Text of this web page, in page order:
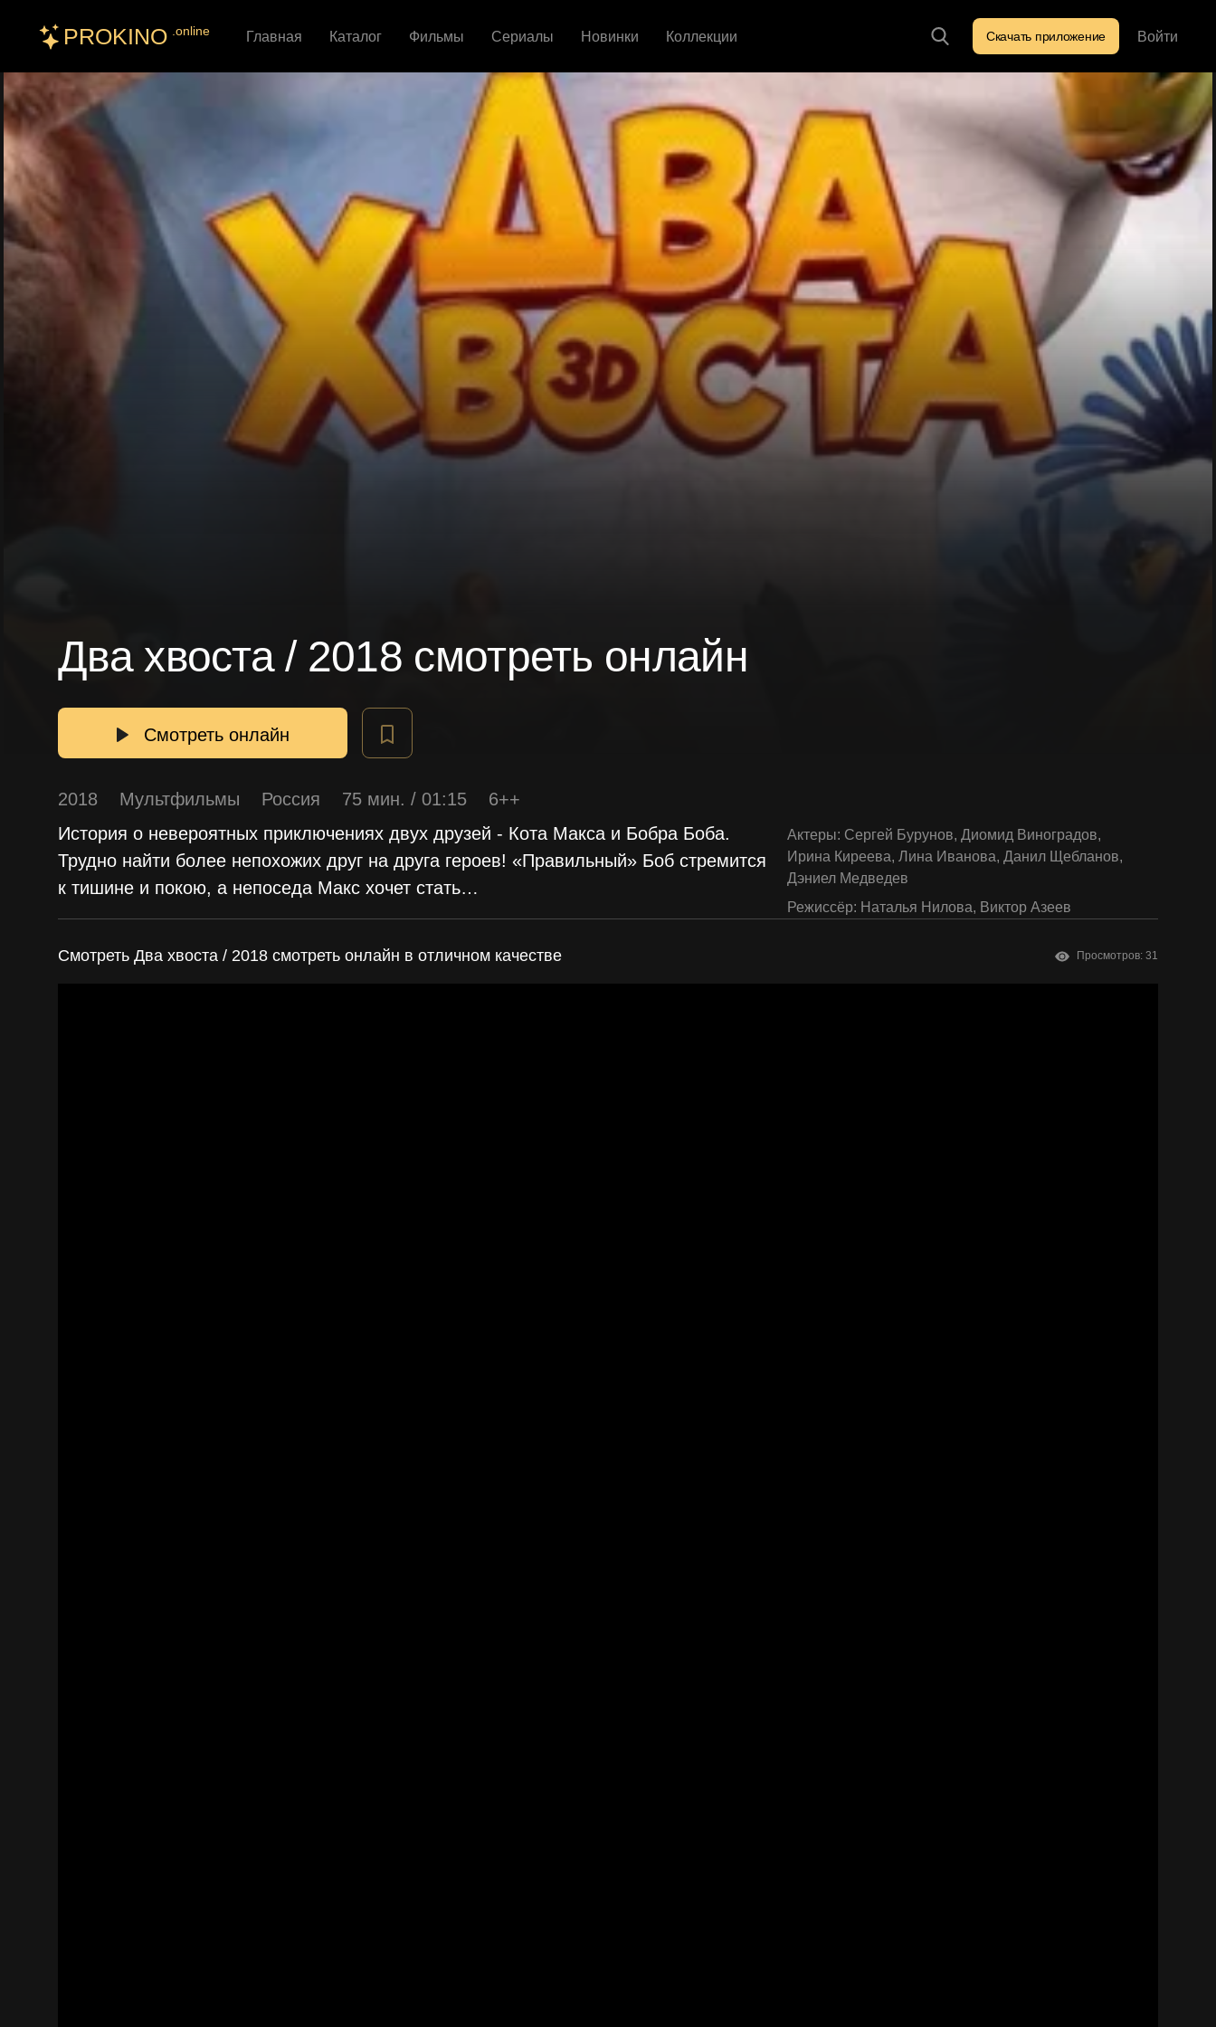
PROKINO .online Главная Каталог Фильмы Сериалы Новинки Коллекции Скачать приложение Войти
Два хвоста / 2018 смотреть онлайн
Смотреть онлайн
2018 Мультфильмы Россия 75 мин. / 01:15
6++
История о невероятных приключениях двух друзей - Кота Макса и Бобра Боба.
Трудно найти более непохожих друг на друга героев! «Правильный» Боб стремится
к тишине и покою, а непоседа Макс хочет стать…
Актеры: Сергей Бурунов, Диомид Виноградов,
Ирина Киреева, Лина Иванова, Данил Щебланов,
Дэниел Медведев
Режиссёр: Наталья Нилова, Виктор Азеев
Смотреть Два хвоста / 2018 смотреть онлайн в отличном качестве Просмотров: 31